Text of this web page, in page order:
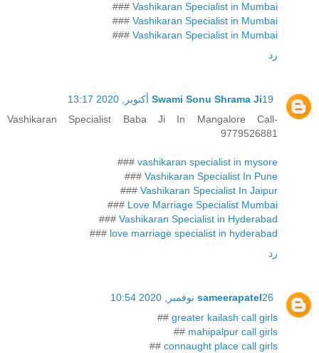
Vashikaran Specialist in Mumbai
###
Vashikaran Specialist in Mumbai
###
Vashikaran Specialist in Mumbai
###
رد
Swami Sonu Shrama Ji19 أكتوبر, 2020 13:17
Vashikaran Specialist Baba Ji In Mangalore Call-
9779526881
vashikaran specialist in mysore
###
Vashikaran Specialist In Pune
###
Vashikaran Specialist In Jaipur
###
Love Marriage Specialist Mumbai
###
Vashikaran Specialist in Hyderabad
###
love marriage specialist in hyderabad
###
رد
sameerapatel26 نوفمبر, 2020 10:54
greater kailash call girls
##
mahipalpur call girls
##
connaught place call girls
##